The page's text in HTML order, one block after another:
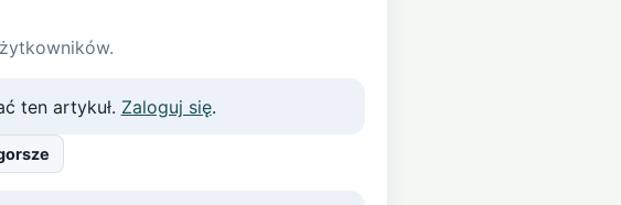
ten artykuł. Zaloguj się.